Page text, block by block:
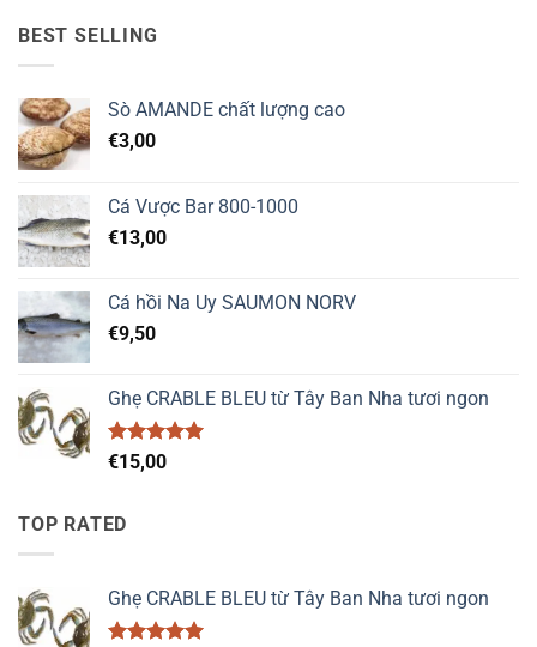
BEST SELLING
Sò AMANDE chất lượng cao
€3,00
Cá Vược Bar 800-1000
€13,00
Cá hồi Na Uy SAUMON NORV
€9,50
Ghẹ CRABLE BLEU từ Tây Ban Nha tươi ngon
Được xếp
hạng
€15,00
TOP RATED
Ghẹ CRABLE BLEU từ Tây Ban Nha tươi ngon